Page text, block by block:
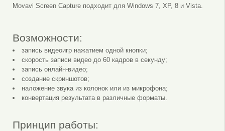
Movavi Screen Capture подходит для Windows 7, XP, 8 и Vista.
Возможности:
запись видеоигр нажатием одной кнопки;
скорость записи видео до 60 кадров в секунду;
запись онлайн-видео;
создание скриншотов;
наложение звука из колонок или из микрофона;
конвертация результата в различные форматы.
Принцип работы: